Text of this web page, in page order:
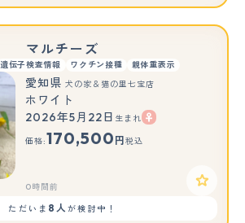
マルチーズ
遺伝子検査情報 ワクチン接種 親体重表示
愛知県 犬の家＆猫の里七宝店
ホワイト
2026年5月22日 生まれ
価格:170,500 円 税込
0時間前
ただいま 8人が検討中！